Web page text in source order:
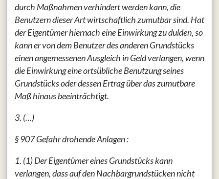
durch Maßnahmen verhindert werden kann, die
Benutzern dieser Art wirtschaftlich zumutbar sind. Hat
der Eigentümer hiernach eine Einwirkung zu dulden, so
kann er von dem Benutzer des anderen Grundstücks
einen angemessenen Ausgleich in Geld verlangen, wenn
die Einwirkung eine ortsübliche Benutzung seines
Grundstücks oder dessen Ertrag über das zumutbare
Maß hinaus beeinträchtigt.
3. (…)
§ 907 Gefahr drohende Anlagen :
1. (1) Der Eigentümer eines Grundstücks kann
verlangen, dass auf den Nachbargrundstücken nicht